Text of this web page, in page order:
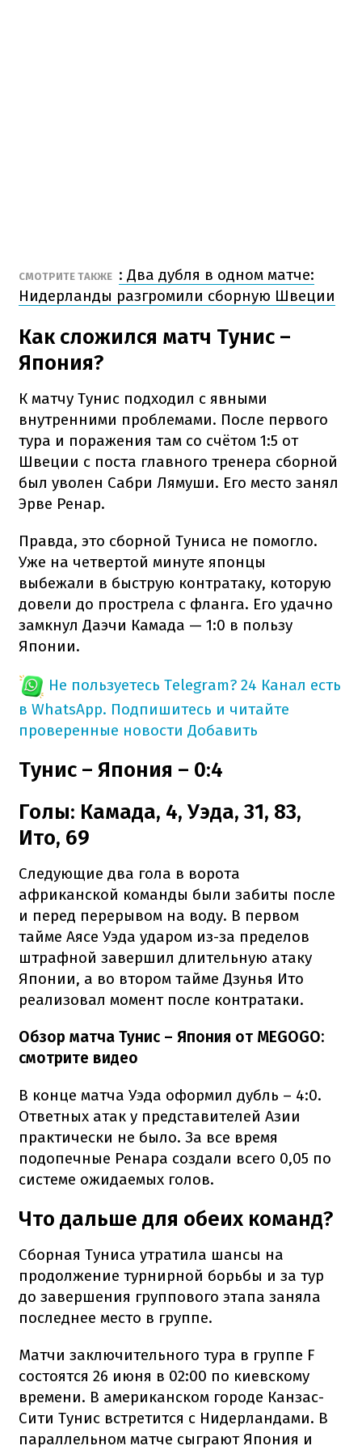
СМОТРИТЕ ТАКЖЕ : Два дубля в одном матче:
Нидерланды разгромили сборную Швеции
Как сложился матч Тунис –
Япония?
К матчу Тунис подходил с явными
внутренними проблемами. После первого
тура и поражения там со счётом 1:5 от
Швеции с поста главного тренера сборной
был уволен Сабри Лямуши. Его место занял
Эрве Ренар.
Правда, это сборной Туниса не помогло.
Уже на четвертой минуте японцы
выбежали в быструю контратаку, которую
довели до прострела с фланга. Его удачно
замкнул Даэчи Камада — 1:0 в пользу
Японии.
Не пользуетесь Telegram? 24 Канал есть
в WhatsApp. Подпишитесь и читайте
проверенные новости Добавить
Тунис – Япония – 0:4
Голы: Камада, 4, Уэда, 31, 83,
Ито, 69
Следующие два гола в ворота
африканской команды были забиты после
и перед перерывом на воду. В первом
тайме Аясе Уэда ударом из-за пределов
штрафной завершил длительную атаку
Японии, а во втором тайме Дзунья Ито
реализовал момент после контратаки.
Обзор матча Тунис – Япония от MEGOGO:
смотрите видео
В конце матча Уэда оформил дубль – 4:0.
Ответных атак у представителей Азии
практически не было. За все время
подопечные Ренара создали всего 0,05 по
системе ожидаемых голов.
Что дальше для обеих команд?
Сборная Туниса утратила шансы на
продолжение турнирной борьбы и за тур
до завершения группового этапа заняла
последнее место в группе.
Матчи заключительного тура в группе F
состоятся 26 июня в 02:00 по киевскому
времени. В американском городе Канзас-
Сити Тунис встретится с Нидерландами. В
параллельном матче сыграют Япония и